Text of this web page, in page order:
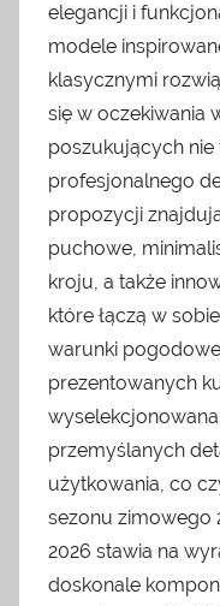
elegancji i
modele
klasycznymi
się w oczekiwania
poszukujących nie
profesjonalnego
propozycji
puchowe,
kroju, a także
które łączą w
warunki
prezentowanych
przemyślanych
użytkowania, co
sezonu zimowego
2026 stawia na
doskonale